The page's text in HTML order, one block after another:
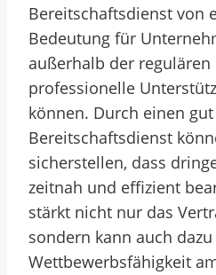
Bereitschaftsdienst von
Bedeutung für
außerhalb der regulären
professionelle
können. Durch einen
Bereitschaftsdienst
sicherstellen, dass
zeitnah und effizient
stärkt nicht nur das
sondern kann auch
Wettbewerbsfähigkeit